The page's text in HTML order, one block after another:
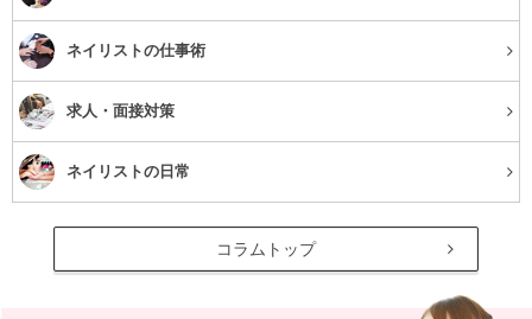
印象大です！
逆に、スピード写真だと「適当に済ませているいい加減な
人だな、当社に本気で応募していないのかな」と悪印象に
なってしまいます。
人生がかかった就職活動なのですから、ちゃんとした写真
スタジオで撮影してもらいましょう。
専門のスタジオなら、希望職種を伝えるとそれに合わせて
背景の色や服装などアドバイスしてくれたり、ヘアメイク
ネイリストの仕事術
求人・面接対策
ネイリストの日常
コラムトップ